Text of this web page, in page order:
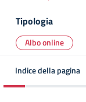
Tipologia
Albo online
Indice della pagina